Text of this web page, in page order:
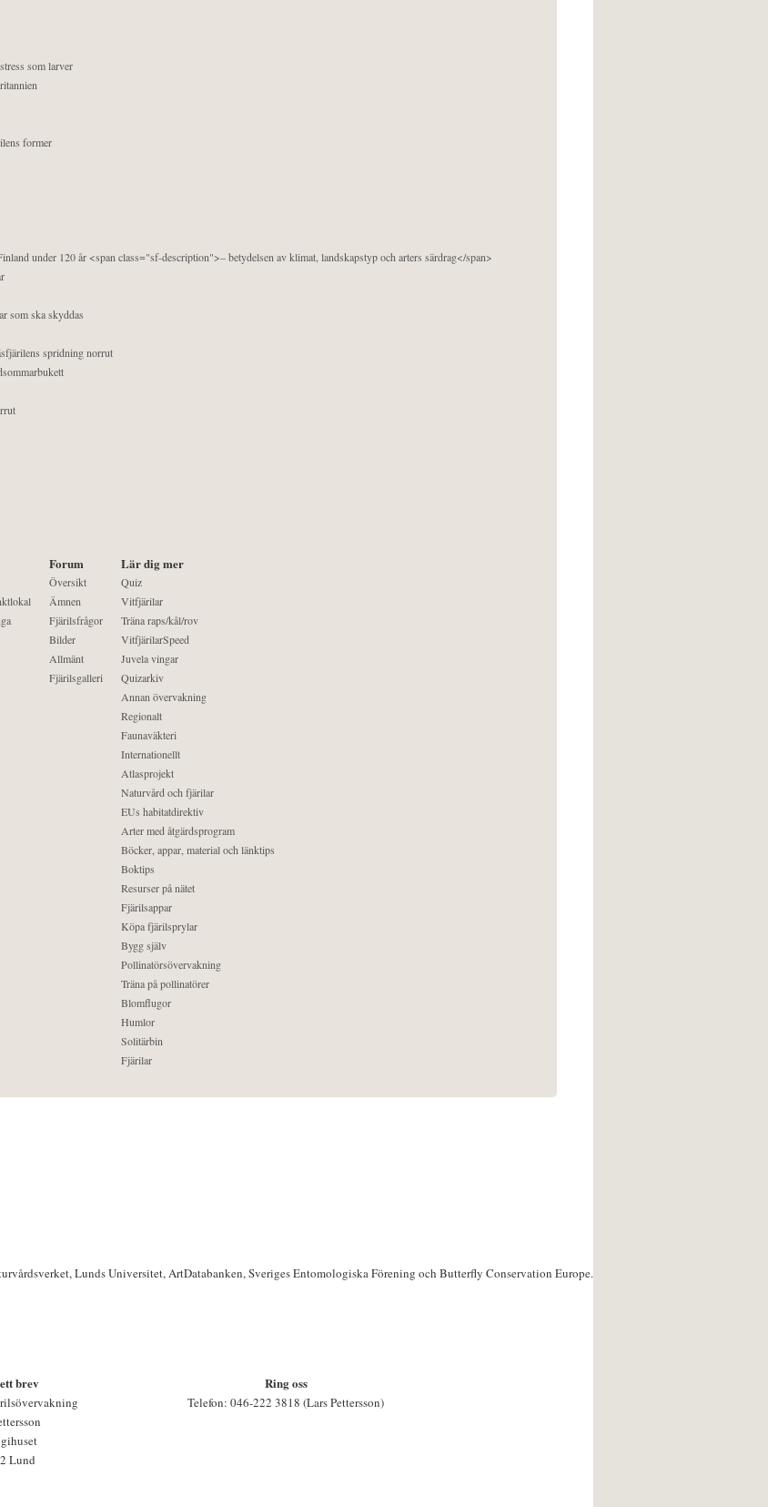
som larver
former
under 120 år <span class="sf-description">– betydelsen av klimat, landskapstyp och arters särdrag</span>
som ska skyddas
spridning norrut
Forum
Översikt
Ämnen
Fjärilsfrågor
Bilder
Allmänt
Fjärilsgalleri
Lär dig mer
Quiz
Vitfjärilar
Träna raps/kål/rov
VitfjärilarSpeed
Juvela vingar
Quizarkiv
Annan övervakning
Regionalt
Faunaväkteri
Internationellt
Atlasprojekt
Naturvård och fjärilar
EUs habitatdirektiv
Arter med åtgärdsprogram
Böcker, appar, material och länktips
Boktips
Resurser på nätet
Fjärilsappar
Köpa fjärilsprylar
Bygg själv
Pollinatörsövervakning
Träna på pollinatörer
Blomflugor
Humlor
Solitärbin
Fjärilar
Lunds Universitet, ArtDatabanken, Sveriges Entomologiska Förening och Butterfly Conservation Europe.
brev
Lund
Ring oss
Telefon: 046-222 3818 (Lars Pettersson)